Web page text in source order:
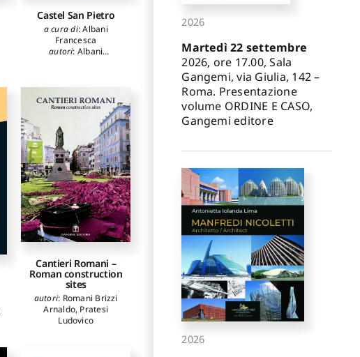
Castel San Pietro
a cura di:Albani
Francesca
autori: Albani
Florindo,Ferrugiari
Anna,Casartelli
Mauro,Galimberti
Cantieri Romani –
Roman construction
sites
autori: Romani Brizzi
Arnaldo, Pratesi
Ludovico
2026
Martedì 22 settembre
2026, ore 17.00, Sala
Gangemi, via Giulia, 142 –
Roma. Presentazione
volume ORDINE E CASO,
Gangemi editore
2026